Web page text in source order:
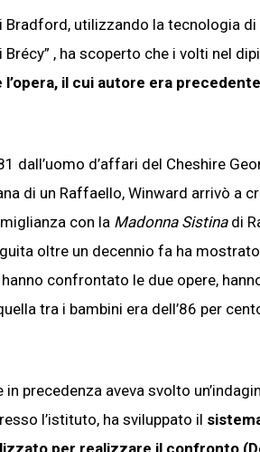
Bradford, utilizzando la tecnologia di
, ha scoperto che i volti nel
il cui autore era
dall’uomo d’affari del Cheshire
di un Raffaello, Winward arrivò a
con la Madonna Sistinadi
oltre un decennio fa ha
confrontato le due opere,
tra i bambini era dell’86 per
precedenza aveva svolto
l’istituto, ha sviluppato il
per realizzare il confronto